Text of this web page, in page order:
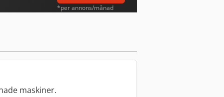
*per annons/månad
maskiner.